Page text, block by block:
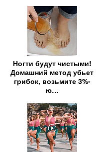
Ногти будут чистыми!
Домашний метод убьет
грибок, возьмите 3%-
ю…